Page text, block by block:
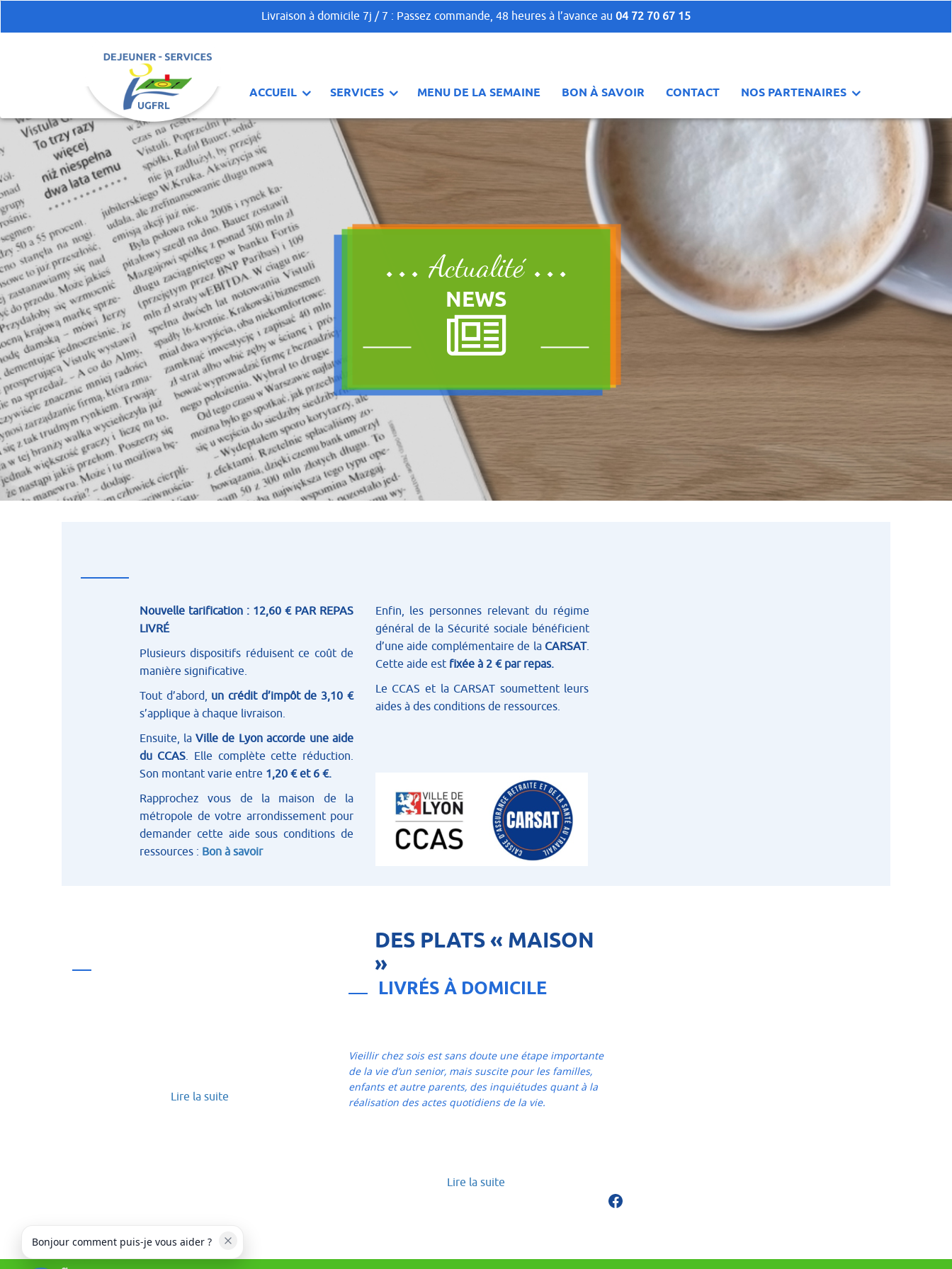
Livraison à domicile 7j / 7 : Passez commande, 48 heures à l’avance au 04 72 70 67 15
ACCUEIL SERVICES MENU DE LA SEMAINE BON À SAVOIR CONTACT NOS PARTENAIRES
Actualité
NEWS
Nouvelle tarification : 12,60 € PAR REPAS
LIVRÉ
Plusieurs dispositifs réduisent ce coût de
manière significative.
Tout d’abord, un crédit d’impôt de 3,10 €
s’applique à chaque livraison.
Ensuite, la Ville de Lyon accorde une aide
du CCAS. Elle complète cette réduction.
Son montant varie entre 1,20 € et 6 €.
Rapprochez vous de la maison de la
métropole de votre arrondissement pour
demander cette aide sous conditions de
ressources : Bon à savoir
Enfin, les personnes relevant du régime
général de la Sécurité sociale bénéficient
d’une aide complémentaire de laCARSAT.
Cette aide estfixée à 2 € par repas.
Le CCAS et la CARSAT soumettent leurs
aides à des conditions de ressources.
Lire la suite
DES PLATS « MAISON
»
LIVRÉS À DOMICILE
Vieillir chez sois est sans doute une étape importante
de la vie d’un senior, mais suscite pour les familles,
enfants et autre parents, des inquiétudes quant à la
réalisation des actes quotidiens de la vie.
Lire la suite
Facebook
Bonjour comment puis-je vous aider ?